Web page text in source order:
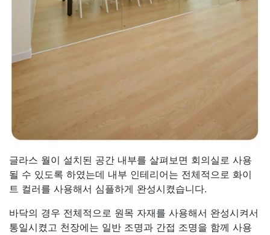
글라스 월이 설치된 공간 내부를 살펴보면 회의실로 사용
될 수 있도록 하였는데 내부 인테리어는 전체적으로 화이
트 컬러를 사용해서 심플하게 완성시켰습니다.
바닥의 경우 전체적으로 원목 자재를 사용해서 완성시켜서
통일시켰고 천장에는 일반 조명과 간접 조명을 함께 사용